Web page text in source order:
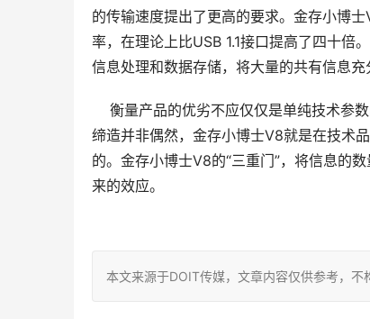
的传输速度提出了更高的要求。金存小博
率，在理论上比USB 1.1接口提高了四十倍
信息处理和数据存储，将大量的共有信息
衡量产品的优劣不应仅仅是单纯技术参
缔造并非偶然，金存小博士V8就是在技术
的。金存小博士V8的“三重门”，将信息的
来的效应。
本文来源于DOIT传媒，文章内容仅供参考，不